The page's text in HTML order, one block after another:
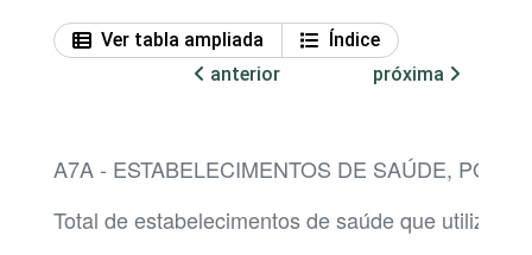
Ver tabla ampliada
Índice
anterior
próxima
A7A - ESTABELECIMENTOS DE SAÚDE, POR
Total de estabelecimentos de saúde que